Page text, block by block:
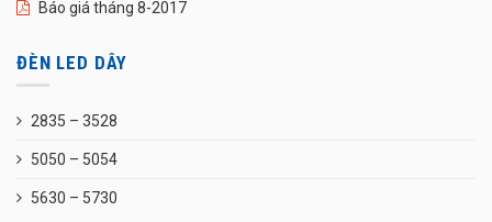
Báo giá tháng 8-2017
ĐÈN LED DÂY
2835 – 3528
5050 – 5054
5630 – 5730